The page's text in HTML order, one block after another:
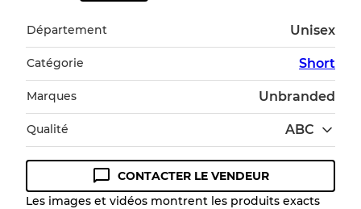
Département Unisex
Catégorie Short
Marques Unbranded
Qualité ABC
Guide des conditions
CONTACTER LE VENDEUR
Les images et vidéos montrent les produits exacts